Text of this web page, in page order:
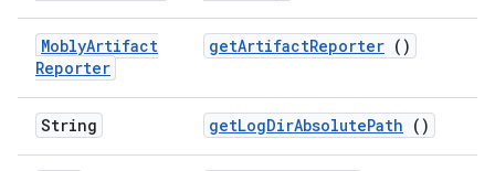
MoblyArtifact
Reporter
getArtifactReporter ()
String getLogDirAbsolutePath ()